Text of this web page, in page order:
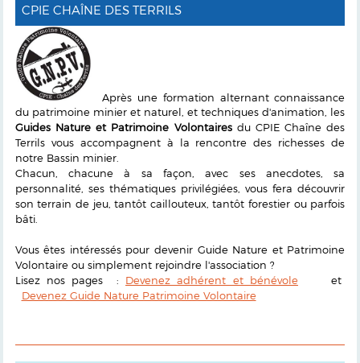
CPIE CHAÎNE DES TERRILS
Après une formation alternant connaissance
du patrimoine minier et naturel, et techniques d'animation, les
Guides Nature et Patrimoine Volontairesdu CPIE Chaîne des
Terrils vous accompagnent à la rencontre des richesses de
notre Bassin minier.
Chacun, chacune à sa façon, avec ses anecdotes, sa
personnalité, ses thématiques privilégiées, vous fera découvrir
son terrain de jeu, tantôt caillouteux, tantôt forestier ou parfois
bâti.
Vous êtes intéressés pour devenir Guide Nature et Patrimoine
Volontaire ou simplement rejoindre l'association ?
Lisez nos pages : Devenez adhérent et bénévole et
Devenez Guide Nature Patrimoine Volontaire